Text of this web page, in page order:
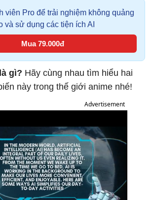
viên Pro để trải nghiệm không quảng
và sử dụng các tiện ích AI
Mua 79.000đ
gì? Hãy cùng nhau tìm hiểu hai
này trong thế giới anime nhé!
Advertisement